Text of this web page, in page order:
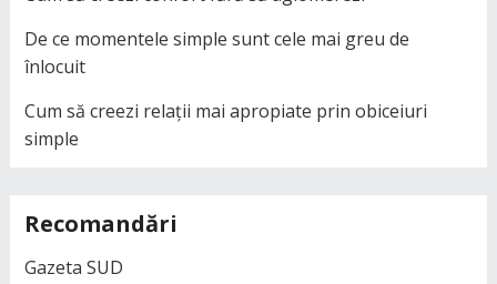
De ce momentele simple sunt cele mai greu de
înlocuit
Cum să creezi relații mai apropiate prin obiceiuri
simple
Recomandări
Gazeta SUD